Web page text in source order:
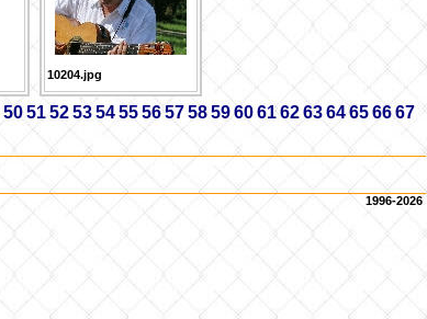
10204.jpg
505152535455565758596061626364656667
1996-2026